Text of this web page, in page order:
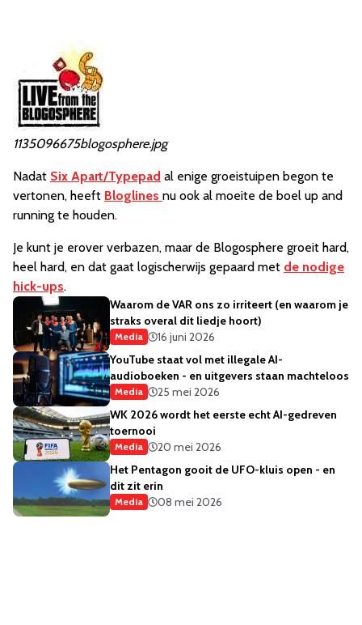
1135096675blogosphere.jpg
Nadat Six Apart/Typepad al enige groeistuipen begon te
vertonen, heeft Bloglines nu ook al moeite de boel up and
running te houden.
Je kunt je erover verbazen, maar de Blogosphere groeit hard,
heel hard, en dat gaat logischerwijs gepaard met de nodige
hick-ups.
Waarom de VAR ons zo irriteert (en waarom je
straks overal dit liedje hoort)
Media
16 juni 2026
YouTube staat vol met illegale AI-
audioboeken - en uitgevers staan machteloos
Media
25 mei 2026
WK 2026 wordt het eerste echt AI-gedreven
toernooi
Media
20 mei 2026
Het Pentagon gooit de UFO-kluis open - en
dit zit erin
Media 08 mei 2026